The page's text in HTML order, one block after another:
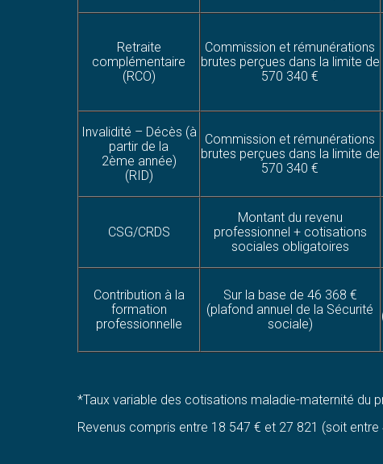
Retraite
complémentaire
(RCO)
Commission et rémunérations
brutes perçues dans la limite de
570 340 €
Invalidité – Décès (à
partir de la
2ème année)
(RID)
Commission et rémunérations
brutes perçues dans la limite de
570 340 €
CSG/CRDS
Montant du revenu
professionnel + cotisations
sociales obligatoires
Contribution à la
formation
professionnelle
Sur la base de 46 368 €
(plafond annuel de la Sécurité
sociale)
*Taux variable des cotisations maladie-maternité du
Revenus compris entre 18 547 € et 27 821 (soit